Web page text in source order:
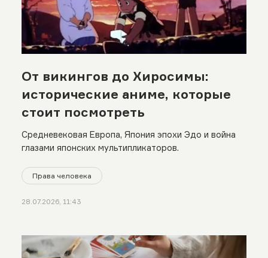
От викингов до Хиросимы:
исторические аниме, которые
стоит посмотреть
Средневековая Европа, Япония эпохи Эдо и война
глазами японских мультипликаторов.
Права человека
28.07.2026, 11:43